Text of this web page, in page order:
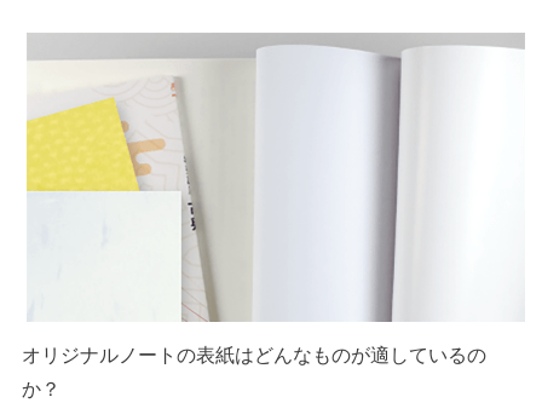
オリジナルノートの表紙はどんなものが適しているの
か？